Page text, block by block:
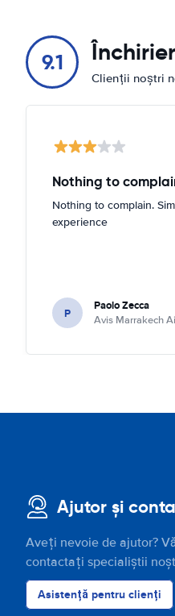
9.1
Clienții noștri
Nothing to
Nothing to complain.
experience
P Paolo Zecca
Avis Marrakech
Ajutor și
Aveți nevoie de ajutor?
contactați specialiștii
Asistență pentru clienți